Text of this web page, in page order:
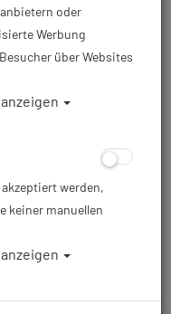
oder
Werbung
über Websites
werden,
keiner manuellen